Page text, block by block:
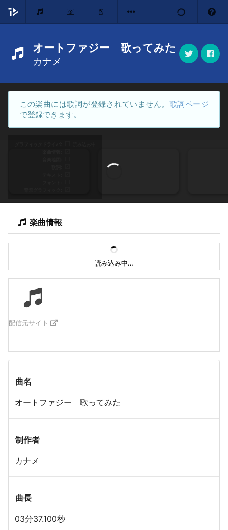
オートファジー 歌ってみた
カナメ
この楽曲には歌詞が登録されていません。 歌詞ページ
で登録できます。
楽曲情報
読み込み中…
配信元サイト
曲名
オートファジー 歌ってみた
制作者
カナメ
曲長
03分37.100秒